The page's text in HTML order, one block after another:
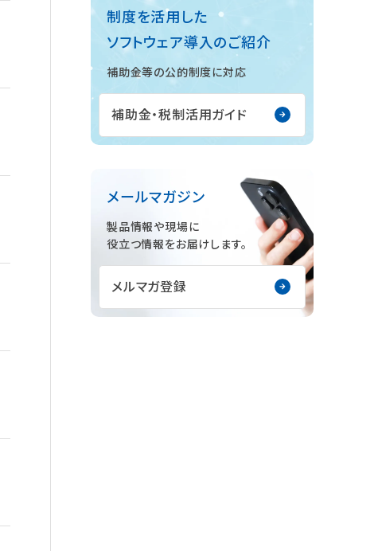
制度を活用した
ソフトウェア導入のご紹介
補助金等の公的制度に対応
補助金・税制活用ガイド
メールマガジン
製品情報や現場に
役立つ情報をお届けします。
メルマガ登録